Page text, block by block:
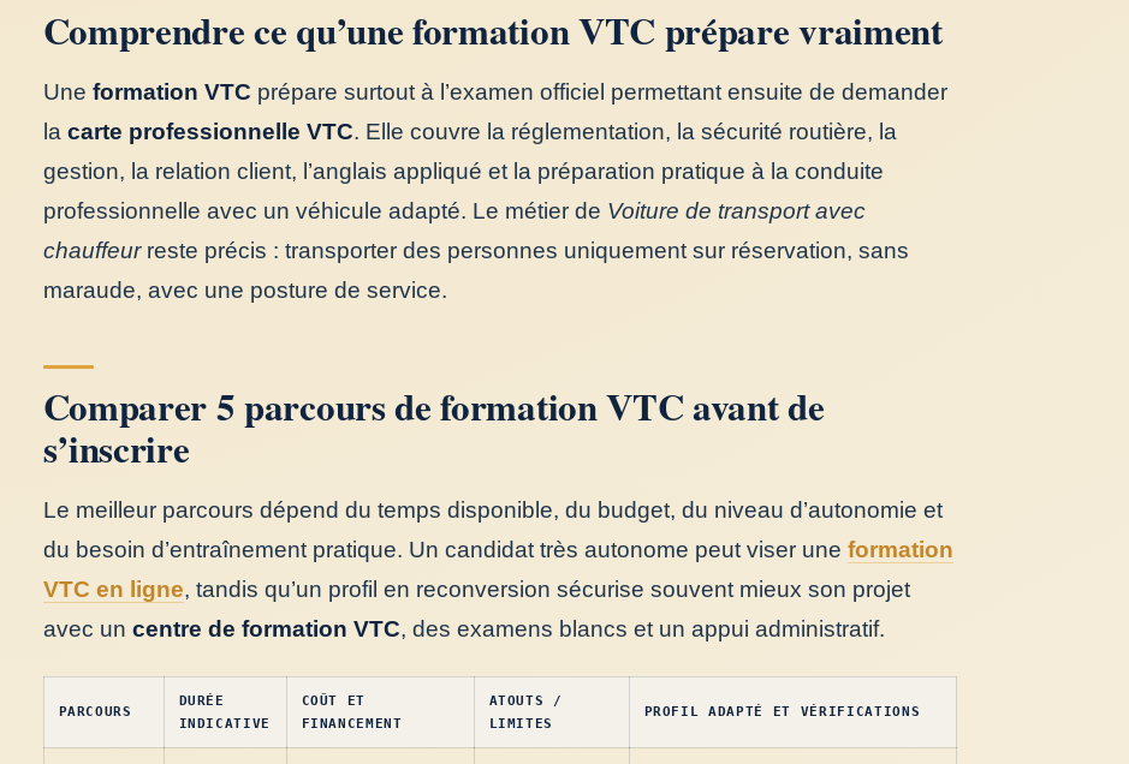
Comprendre ce qu’une formation VTC prépare vraiment
Une formation VTC prépare surtout à l’examen officiel permettant ensuite de demander
la carte professionnelle VTC. Elle couvre la réglementation, la sécurité routière, la
gestion, la relation client, l’anglais appliqué et la préparation pratique à la conduite
professionnelle avec un véhicule adapté. Le métier de Voiture de transport avec
chauffeurreste précis : transporter des personnes uniquement sur réservation, sans
maraude, avec une posture de service.
Comparer 5 parcours de formation VTC avant de
s’inscrire
Le meilleur parcours dépend du temps disponible, du budget, du niveau d’autonomie et
du besoin d’entraînement pratique. Un candidat très autonome peut viser une formation
VTC en ligne, tandis qu’un profil en reconversion sécurise souvent mieux son projet
avec un centre de formation VTC, des examens blancs et un appui administratif.
PARCOURS
DURÉE
INDICATIVE
COÛT ET
FINANCEMENT
ATOUTS /
LIMITES
PROFIL ADAPTÉ ET VÉRIFICATIONS